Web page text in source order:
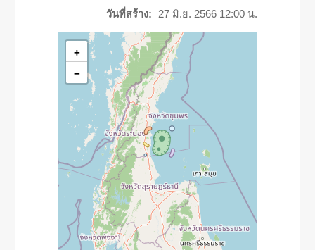
วันที่สร้าง:
27 มิ.ย. 2566 12:00 น.
+
−